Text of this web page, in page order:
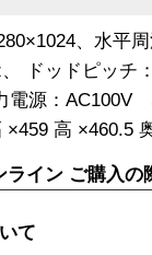
、水平
ドッドピッチ
電源：AC100V
×459 高 ×460.5
ライン ご購入の
て